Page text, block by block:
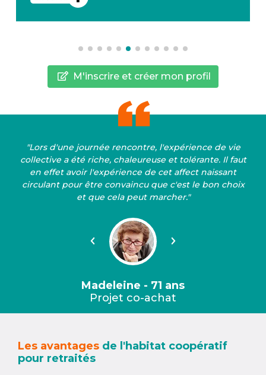
M'inscrire et créer mon profil
"Lors d'une journée rencontre, l'expérience de vie
collective a été riche, chaleureuse et tolérante. Il faut
en effet avoir l'expérience de cet affect naissant
circulant pour être convaincu que c'est le bon choix
et que cela peut marcher."
Précédent Suivant
Madeleine - 71 ans
Projet co-achat
Les avantages de l'habitat coopératif
pour retraités